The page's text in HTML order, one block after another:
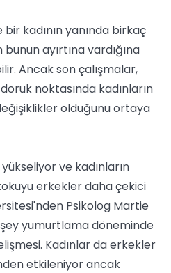
kadının yanında birkaç
ayırtına vardığına
Ancak son çalışmalar,
noktasında kadınların
olduğunu ortaya
ve kadınların
erkekler daha çekici
Psikolog Martie
yumurtlama döneminde
Kadınlar da erkekler
etkileniyor ancak